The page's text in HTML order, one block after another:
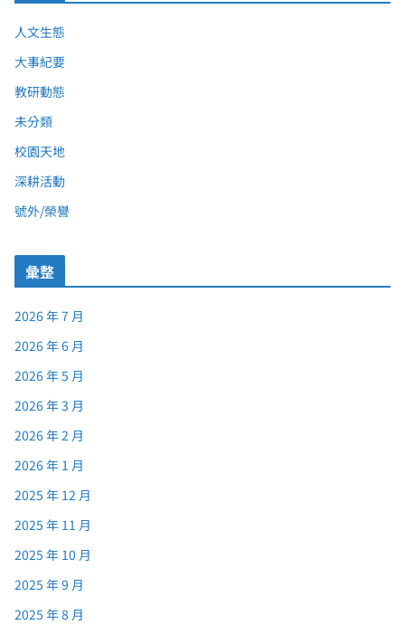
人文生態
大事紀要
教研動態
未分類
校園天地
深耕活動
號外/榮譽
彙整
2026 年 7 月
2026 年 6 月
2026 年 5 月
2026 年 3 月
2026 年 2 月
2026 年 1 月
2025 年 12 月
2025 年 11 月
2025 年 10 月
2025 年 9 月
2025 年 8 月